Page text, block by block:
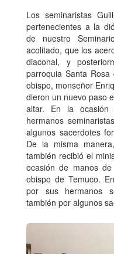
Los seminaristas
pertenecientes a la
de nuestro
acolitado, que los
diaconal, y
parroquia Santa
obispo, monseñor
dieron un nuevo paso
altar. En la ocasión
hermanos
algunos sacerdotes
De la misma
también recibió el
ocasión de manos
obispo de Temuco.
por sus hermanos
también por algunos